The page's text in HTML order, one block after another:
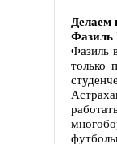
Делаем
Фазиль
только